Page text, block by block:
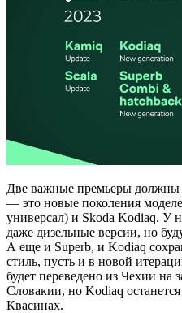
Две важные премьеры должны
— это новые поколения
универсал) и Skoda Kodiaq. У
даже дизельные версии, но
А еще и Superb, и Kodiaq
стиль, пусть и в новой
будет переведено из Чехии на
Словакии, но Kodiaq
Квасинах.